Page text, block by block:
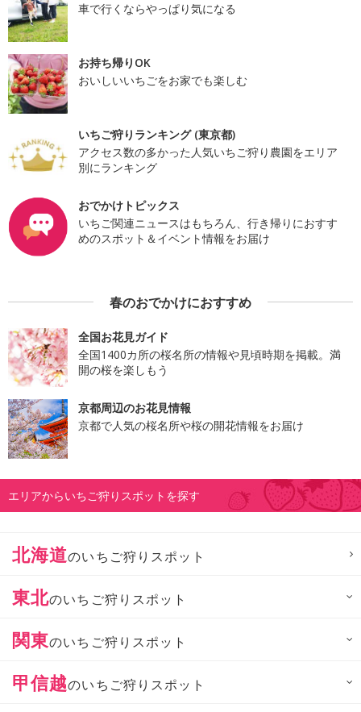
車で行くならやっぱり気になる
お持ち帰りOK
おいしいいちごをお家でも楽しむ
いちご狩りランキング (東京都)
アクセス数の多かった人気いちご狩り農園をエリア
別にランキング
おでかけトピックス
いちご関連ニュースはもちろん、行き帰りにおすす
めのスポット＆イベント情報をお届け
春のおでかけにおすすめ
全国お花見ガイド
全国1400カ所の桜名所の情報や見頃時期を掲載。満
開の桜を楽しもう
京都周辺のお花見情報
京都で人気の桜名所や桜の開花情報をお届け
エリアからいちご狩りスポットを探す
北海道のいちご狩りスポット
東北のいちご狩りスポット
関東のいちご狩りスポット
甲信越のいちご狩りスポット